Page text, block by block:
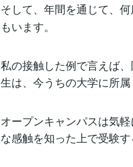
そして、年間を通じて、何
もいます。
私の接触した例で言えば
生は、今うちの大学に所属
オープンキャンパスは気
な感触を知った上で受験